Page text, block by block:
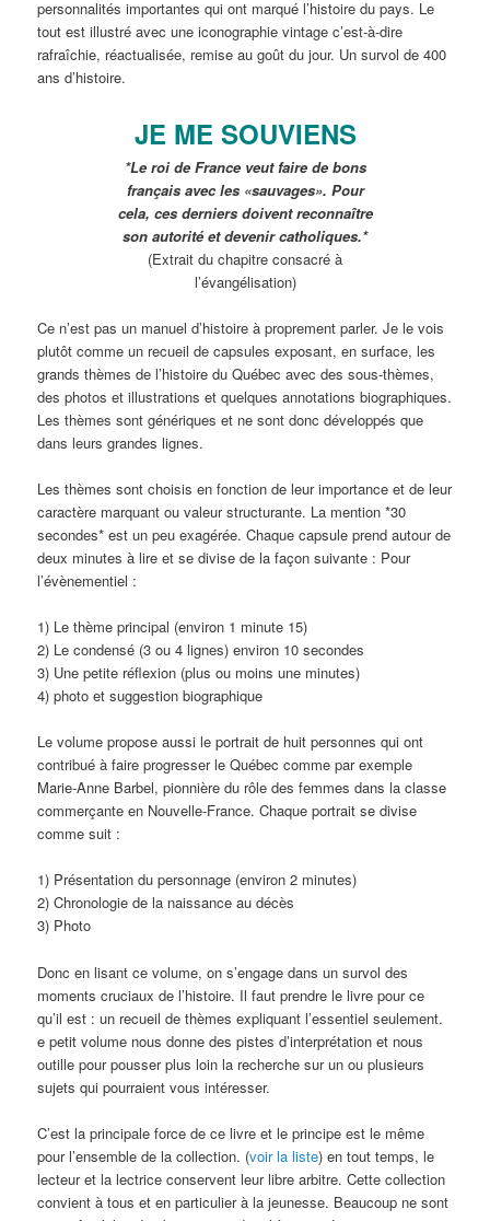
personnalités importantes qui ont marqué l’histoire du pays. Le
tout est illustré avec une iconographie vintage c’est-à-dire
rafraîchie, réactualisée, remise au goût du jour. Un survol de 400
ans d’histoire.
JE ME SOUVIENS
*Le roi de France veut faire de bons
français avec les «sauvages». Pour
cela, ces derniers doivent reconnaître
son autorité et devenir catholiques.*
(Extrait du chapitre consacré à
l’évangélisation)
Ce n’est pas un manuel d’histoire à proprement parler. Je le vois
plutôt comme un recueil de capsules exposant, en surface, les
grands thèmes de l’histoire du Québec avec des sous-thèmes,
des photos et illustrations et quelques annotations biographiques.
Les thèmes sont génériques et ne sont donc développés que
dans leurs grandes lignes.
Les thèmes sont choisis en fonction de leur importance et de leur
caractère marquant ou valeur structurante. La mention *30
secondes* est un peu exagérée. Chaque capsule prend autour de
deux minutes à lire et se divise de la façon suivante : Pour
l’évènementiel :
1) Le thème principal (environ 1 minute 15)
2) Le condensé (3 ou 4 lignes) environ 10 secondes
3) Une petite réflexion (plus ou moins une minutes)
4) photo et suggestion biographique
Le volume propose aussi le portrait de huit personnes qui ont
contribué à faire progresser le Québec comme par exemple
Marie-Anne Barbel, pionnière du rôle des femmes dans la classe
commerçante en Nouvelle-France. Chaque portrait se divise
comme suit :
1) Présentation du personnage (environ 2 minutes)
2) Chronologie de la naissance au décès
3) Photo
Donc en lisant ce volume, on s’engage dans un survol des
moments cruciaux de l’histoire. Il faut prendre le livre pour ce
qu’il est : un recueil de thèmes expliquant l’essentiel seulement.
e petit volume nous donne des pistes d’interprétation et nous
outille pour pousser plus loin la recherche sur un ou plusieurs
sujets qui pourraient vous intéresser.
C’est la principale force de ce livre et le principe est le même
pour l’ensemble de la collection. (voir la liste) en tout temps, le
lecteur et la lectrice conservent leur libre arbitre. Cette collection
convient à tous et en particulier à la jeunesse. Beaucoup ne sont